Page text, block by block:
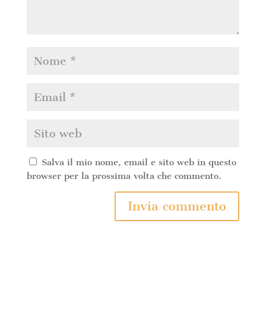
Salva il mio nome, email e sito web in questo
browser per la prossima volta che commento.